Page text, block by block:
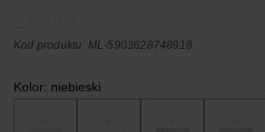
Kod produktu: ML-5903628748918
Kolor: niebieski